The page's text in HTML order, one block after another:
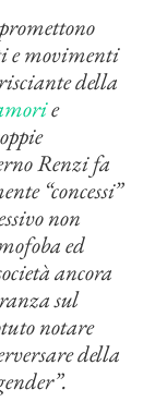
e movimenti
della
e
Renzi fa
“concessi”
non
ed
ancora
sul
notare
della